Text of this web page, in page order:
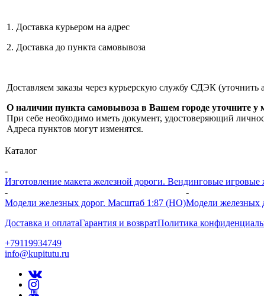
1. Доставка курьером на адрес
2. Доставка до пункта самовывоза
Доставляем заказы через курьерскую службу СДЭК
О наличии пункта самовывоза в Вашем городе уточните у
При себе необходимо иметь документ, удостоверяющий
Адреса пунктов могут изменятся.
Каталог
-
Изготовление макета железной дороги. Вендинговые
-
Модели железных дорог. Масштаб 1:87 (HO)
-
Модели железных
Доставка и оплатаГарантия и возвратПолитика
+79119934749
info@kupitutu.ru